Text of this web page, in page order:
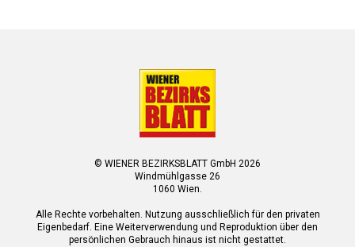
© WIENER BEZIRKSBLATT GmbH 2026
Windmühlgasse 26
1060 Wien.
Alle Rechte vorbehalten. Nutzung ausschließlich für den privaten
Eigenbedarf. Eine Weiterverwendung und Reproduktion über den
persönlichen Gebrauch hinaus ist nicht gestattet.